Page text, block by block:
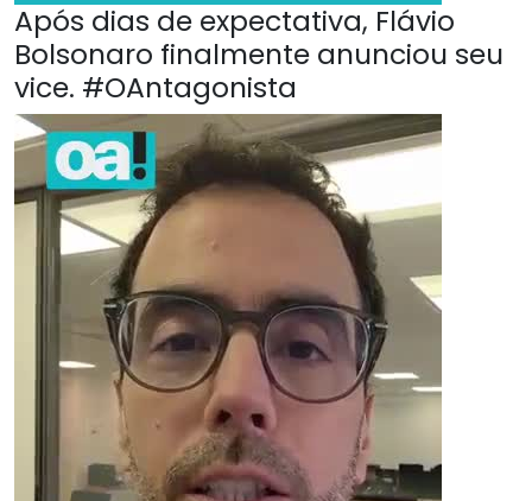
Após dias de expectativa, Flávio
Bolsonaro finalmente anunciou seu
vice. #OAntagonista